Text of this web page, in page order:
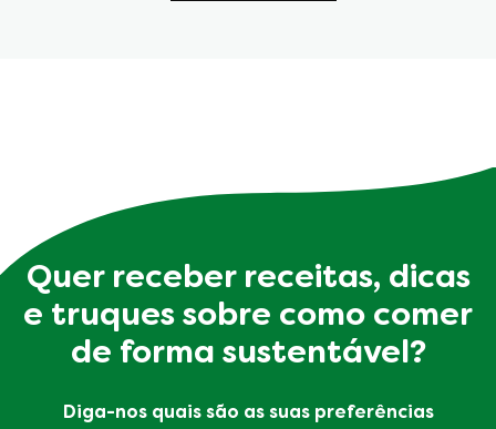
Quer receber receitas, dicas
e truques sobre como comer
de forma sustentável?
Diga-nos quais são as suas preferências